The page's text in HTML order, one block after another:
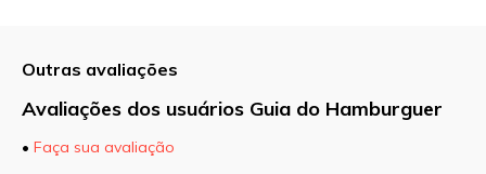
Outras avaliações
Avaliações dos usuários Guia do Hamburguer
• Faça sua avaliação